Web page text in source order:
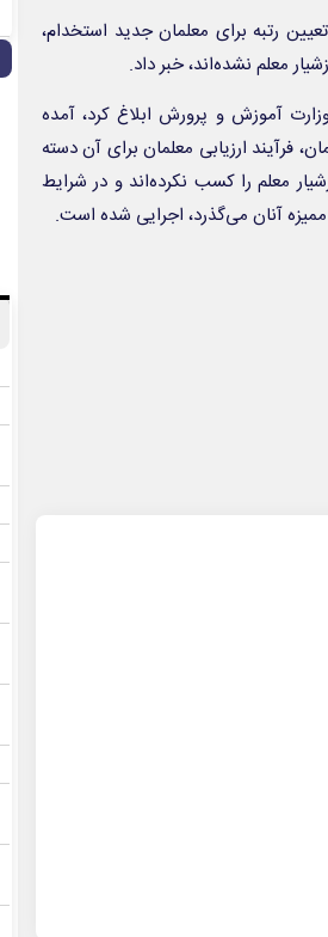
و تعیین رتبه برای معلمان جدید استخدام،
معلم نشده‌اند، خبر داد.
آموزش و پرورش ابلاغ کرد، آمده
بندی معلمان، فرآیند ارزیابی معلمان برای آن دسته
معلم را کسب نکرده‌اند و در شرایط
ممیزه آنان می‌گذرد، اجرایی شده است.